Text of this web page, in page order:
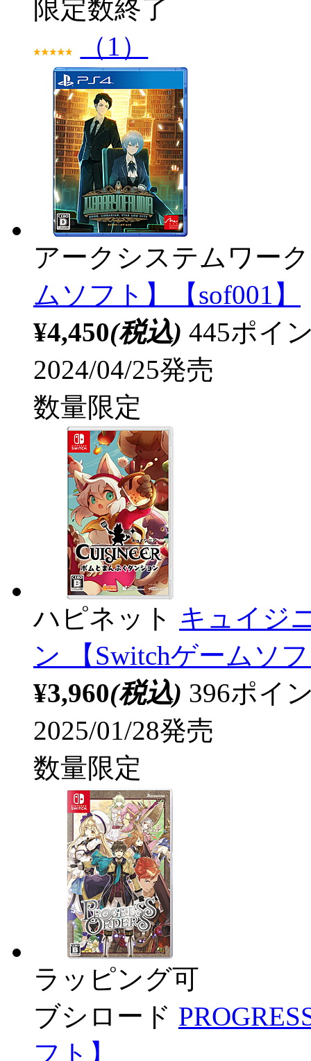
限定数終了
（1）
アークシステムワー
ムソフト】【sof001】
¥4,450(税込) 445ポイ
2024/04/25発売
数量限定
ハピネット キュイジ
ン 【Switchゲームソ
¥3,960(税込) 396ポイ
2025/01/28発売
数量限定
ラッピング可
ブシロード
フト】